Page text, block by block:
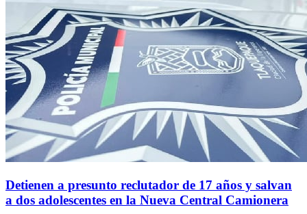
Detienen a presunto reclutador de 17 años y salvan
a dos adolescentes en la Nueva Central Camionera